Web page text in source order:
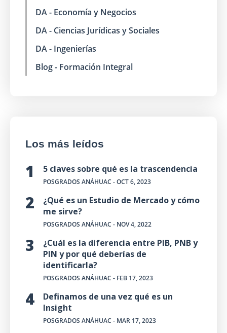
DA - Economía y Negocios
DA - Ciencias Jurídicas y Sociales
DA - Ingenierías
Blog - Formación Integral
Los más leídos
5 claves sobre qué es la trascendencia
POSGRADOS ANÁHUAC - OCT 6, 2023
¿Qué es un Estudio de Mercado y cómo
me sirve?
POSGRADOS ANÁHUAC - NOV 4, 2022
¿Cuál es la diferencia entre PIB, PNB y
PIN y por qué deberías de
identificarla?
POSGRADOS ANÁHUAC - FEB 17, 2023
Definamos de una vez qué es un
Insight
POSGRADOS ANÁHUAC - MAR 17, 2023